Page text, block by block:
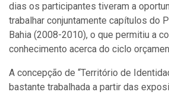
dias os participantes tiveram a
trabalhar conjuntamente capítulos do
Bahia (2008-2010), o que permitiu a
conhecimento acerca do ciclo
A concepção de “Território de
bastante trabalhada a partir das